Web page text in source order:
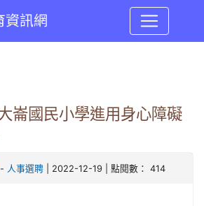
資訊網
崙國民小學進用身心障礙
人事選聘| 2022-12-19 | 點閱數： 414